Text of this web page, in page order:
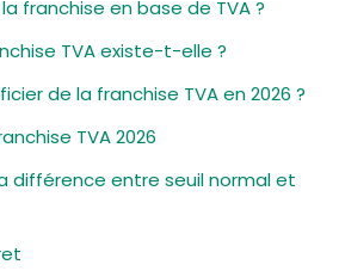
franchise en base de TVA ?
TVA existe-t-elle ?
de la franchise TVA en 2026 ?
TVA 2026
différence entre seuil normal et